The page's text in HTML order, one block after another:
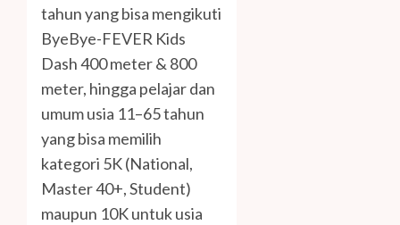
tahun yang bisa mengikuti
ByeBye-FEVER Kids
Dash 400 meter & 800
meter, hingga pelajar dan
umum usia 11–65 tahun
yang bisa memilih
kategori 5K (National,
Master 40+, Student)
maupun 10K untuk usia